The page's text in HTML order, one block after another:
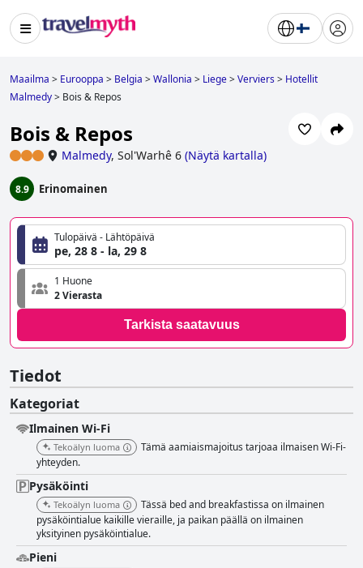
Maailma > Eurooppa > Belgia >Wallonia > Liege>Verviers> Hotellit
Malmedy> Bois & Repos
Bois & Repos
Malmedy, Sol'Warhê 6 (Näytä kartalla)
8.9 Erinomainen
Tulopäivä - Lähtöpäivä
pe, 28 8 - la, 29 8
1 Huone
2 Vierasta
Tarkista saatavuus
Tiedot
Kategoriat
Ilmainen Wi-Fi
Tekoälyn luoma
Tämä aamiaismajoitus tarjoaa ilmaisen Wi-Fi-
yhteyden.
Pysäköinti
Tekoälyn luoma
Tässä bed and breakfastissa on ilmainen
pysäköintialue kaikille vieraille, ja paikan päällä on ilmainen
yksityinen pysäköintialue.
Pieni